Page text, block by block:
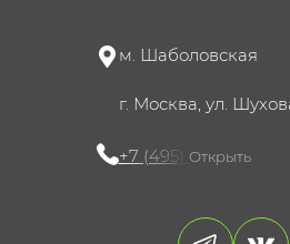
м. Шаболовская
г. Москва, ул.
+7 (495) 721-60-15
Открыть